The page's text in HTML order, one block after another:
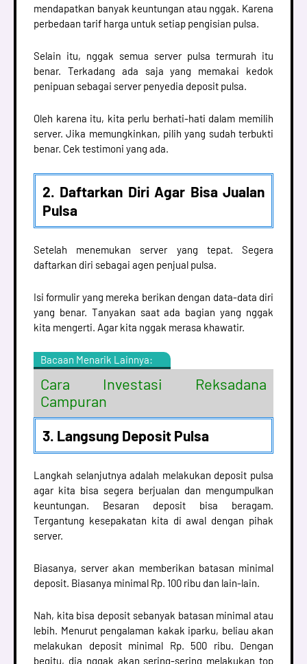
mendapatkan banyak keuntungan atau nggak. Karena
perbedaan tarif harga untuk setiap pengisian pulsa.
Selain itu, nggak semua server pulsa termurah itu
benar. Terkadang ada saja yang memakai kedok
penipuan sebagai server penyedia deposit pulsa.
Oleh karena itu, kita perlu berhati-hati dalam memilih
server. Jika memungkinkan, pilih yang sudah terbukti
benar. Cek testimoni yang ada.
2. Daftarkan Diri Agar Bisa Jualan
Pulsa
Setelah menemukan server yang tepat. Segera
daftarkan diri sebagai agen penjual pulsa.
Isi formulir yang mereka berikan dengan data-data diri
yang benar. Tanyakan saat ada bagian yang nggak
kita mengerti. Agar kita nggak merasa khawatir.
Bacaan Menarik Lainnya:
Cara Investasi Reksadana
Campuran
3. Langsung Deposit Pulsa
Langkah selanjutnya adalah melakukan deposit pulsa
agar kita bisa segera berjualan dan mengumpulkan
keuntungan. Besaran deposit bisa beragam.
Tergantung kesepakatan kita di awal dengan pihak
server.
Biasanya, server akan memberikan batasan minimal
deposit. Biasanya minimal Rp. 100 ribu dan lain-lain.
Nah, kita bisa deposit sebanyak batasan minimal atau
lebih. Menurut pengalaman kakak iparku, beliau akan
melakukan deposit minimal Rp. 500 ribu. Dengan
begitu, dia nggak akan sering-sering melakukan top